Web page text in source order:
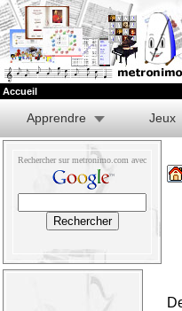
Accueil
Apprendre Jeux
Rechercher sur metronimo.com avec